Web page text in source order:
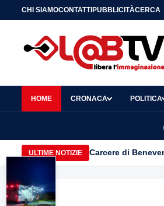
CHI SIAMOCONTATTIPUBBLICITÀCERCA
HOME CRONACA POLITICA
ULTIME NOTIZIE Carcere di